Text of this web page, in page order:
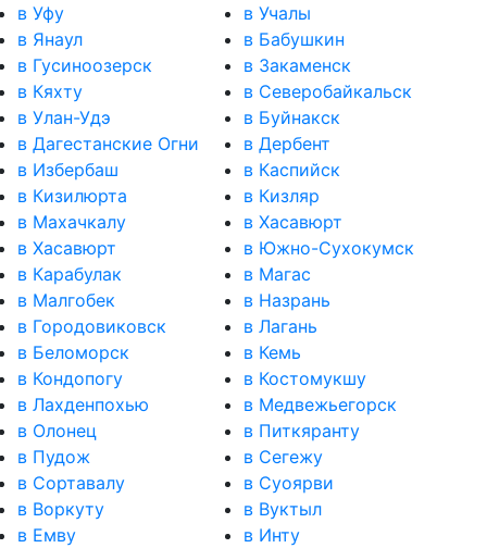
в Уфу
в Учалы
в Янаул
в Бабушкин
в Гусиноозерск
в Закаменск
в Кяхту
в Северобайкальск
в Улан-Удэ
в Буйнакск
в Дагестанские Огни
в Дербент
в Избербаш
в Каспийск
в Кизилюрта
в Кизляр
в Махачкалу
в Хасавюрт
в Хасавюрт
в Южно-Сухокумск
в Карабулак
в Магас
в Малгобек
в Назрань
в Городовиковск
в Лагань
в Беломорск
в Кемь
в Кондопогу
в Костомукшу
в Лахденпохью
в Медвежьегорск
в Олонец
в Питкяранту
в Пудож
в Сегежу
в Сортавалу
в Суоярви
в Воркуту
в Вуктыл
в Емву
в Инту